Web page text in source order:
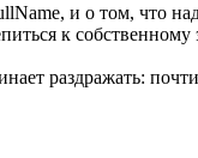
и о том, что
к
раздражать: